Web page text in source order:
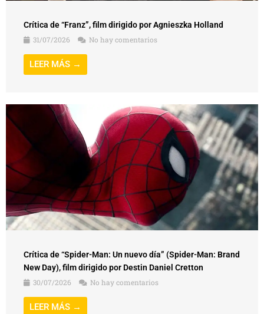
Crítica de “Franz”, film dirigido por Agnieszka Holland
31/07/2026
No hay comentarios
LEER MÁS →
Crítica de “Spider-Man: Un nuevo día” (Spider-Man: Brand
New Day), film dirigido por Destin Daniel Cretton
30/07/2026
No hay comentarios
LEER MÁS →